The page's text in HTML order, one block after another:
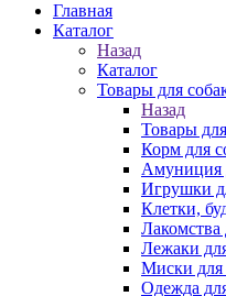
Главная
Каталог
Назад
Каталог
Товары для
Назад
Товары
Корм для
Амуниция
Игрушки
Клетки,
Лакомства
Лежаки
Миски для
Одежда